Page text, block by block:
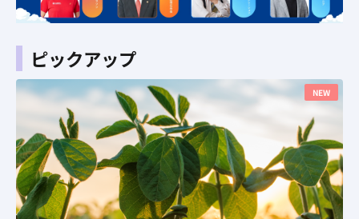
ピックアップ
NEW